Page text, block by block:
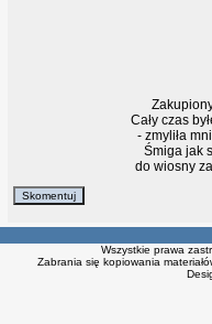
Cały czas
- zmyliła
Śmiga jak
do wiosny
Wszystkie prawa
Zabrania się kopiowania